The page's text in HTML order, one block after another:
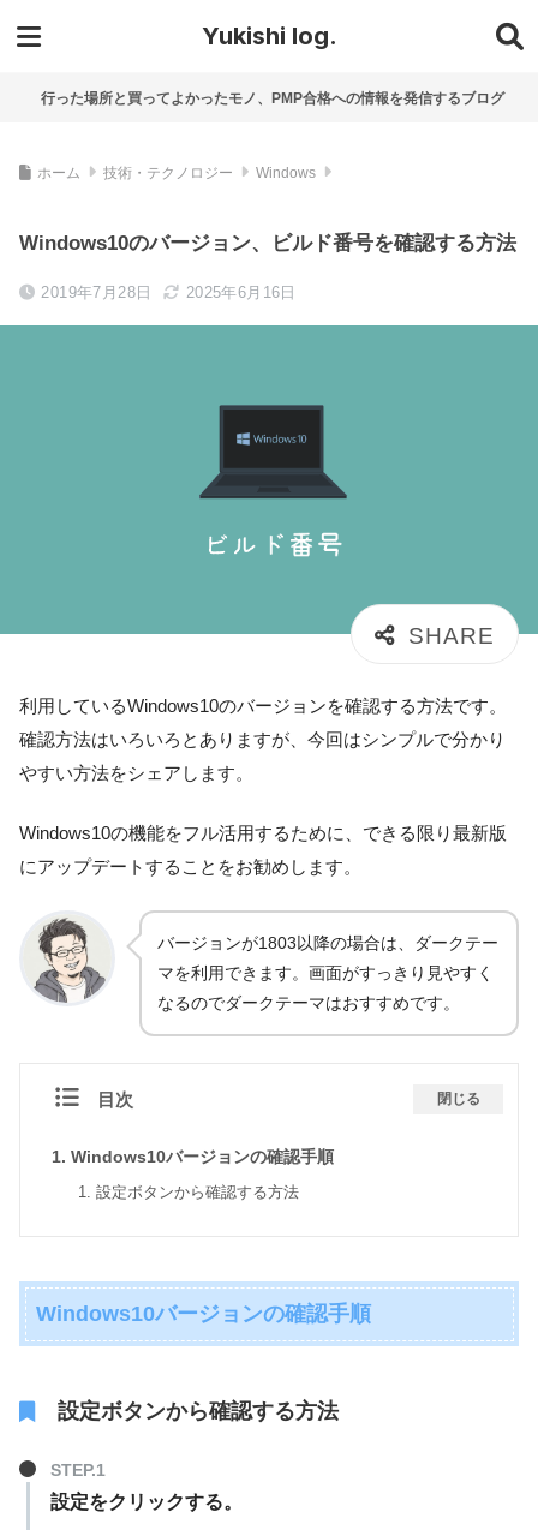
Yukishi log.
行った場所と買ってよかったモノ、PMP合格への情報を発信するブログ
ホーム 技術・テクノロジー Windows
Windows10のバージョン、ビルド番号を確認する方法
2019年7月28日 2025年6月16日
利用しているWindows10のバージョンを確認する方法です。
確認方法はいろいろとありますが、今回はシンプルで分かり
やすい方法をシェアします。
Windows10の機能をフル活用するために、できる限り最新版
にアップデートすることをお勧めします。
バージョンが1803以降の場合は、ダークテー
マを利用できます。画面がすっきり見やすく
なるのでダークテーマはおすすめです。
目次 閉じる
Windows10バージョンの確認手順
設定ボタンから確認する方法
Windows10バージョンの確認手順
設定ボタンから確認する方法
設定をクリックする。